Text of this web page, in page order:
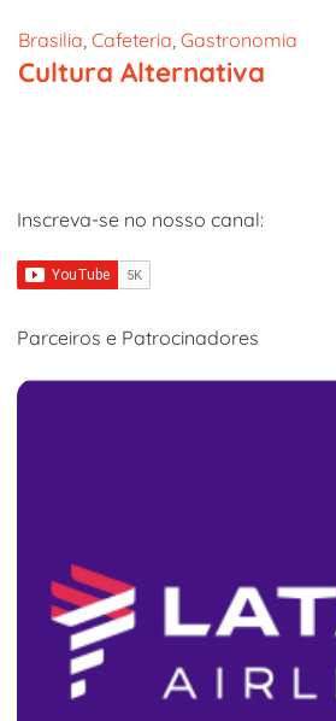
Brasilia, Cafeteria, Gastronomia
Cultura Alternativa
Inscreva-se no nosso canal:
Parceiros e Patrocinadores